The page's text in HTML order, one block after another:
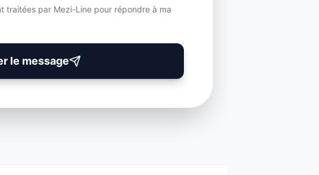
traitées par Mezi-Line pour répondre à ma
le message